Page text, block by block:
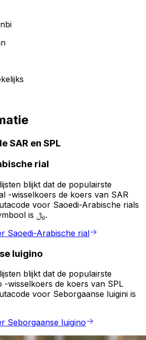
SAR en SPL
rial
blijkt dat de populairste
-wisselkoers de koers van SAR
voor Saoedi-Arabische rials
is SAR. Het valutasymbool is ﷼.
Saoedi-Arabische rial
luigino
blijkt dat de populairste
-wisselkoers de koers van SPL
voor Seborgaanse luigini is
Seborgaanse luigino